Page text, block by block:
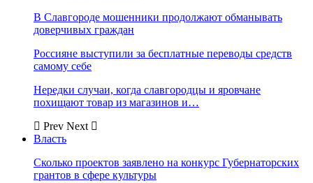
В Славгороде мошенники продолжают обманывать
доверчивых граждан
Россияне выступили за бесплатные переводы средств
самому себе
Нередки случаи, когда славгородцы и яровчане
похищают товар из магазинов и…
Prev Next
Власть
Сколько проектов заявлено на конкурс Губернаторских
грантов в сфере культуры